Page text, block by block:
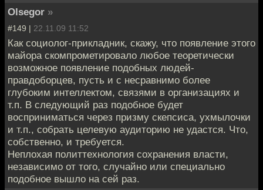
Olsegor »
#149 | 22.11.09 11:52
Как социолог-прикладник, скажу, что появление этого
майора скомпрометировало любое теоретически
возможное появление подобных людей-
правдоборцев, пусть и с несравнимо более
глубоким интеллектом, связями в организациях и
т.п. В следующий раз подобное будет
восприниматься через призму скепсиса, ухмылочки
и т.п., собрать целевую аудиторию не удастся. Что,
собственно, и требуется.
Неплохая политтехнология сохранения власти,
независимо от того, случайно или специально
подобное вышло на сей раз.